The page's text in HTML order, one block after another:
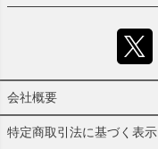
会社概要
特定商取引法に基づく表示